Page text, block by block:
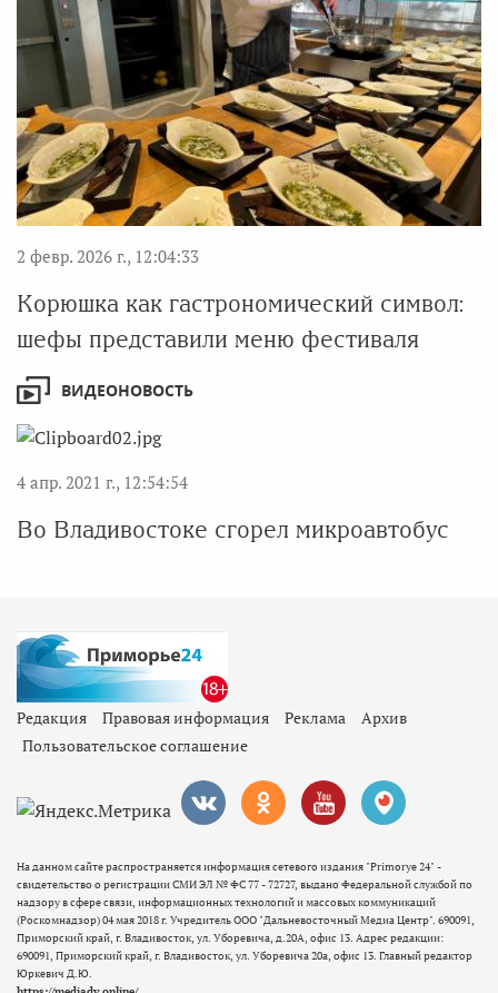
2 февр. 2026 г., 12:04:33
Корюшка как гастрономический символ:
шефы представили меню фестиваля
ВИДЕОНОВОСТЬ
4 апр. 2021 г., 12:54:54
Во Владивостоке сгорел микроавтобус
Редакция Правовая информация Реклама
Архив
Пользовательское соглашение
На данном сайте распространяется информация сетевого издания "Primorye 24" -
свидетельство о регистрации СМИ ЭЛ № ФС 77 - 72727, выдано Федеральной службой по
надзору в сфере связи, информационных технологий и массовых коммуникаций
(Роскомнадзор) 04 мая 2018 г. Учредитель ООО "Дальневосточный Медиа Центр". 690091,
Приморский край, г. Владивосток, ул. Уборевича, д.20А, офис 13. Адрес редакции:
690091, Приморский край, г. Владивосток, ул. Уборевича 20а, офис 13. Главный редактор
Юркевич Д.Ю.